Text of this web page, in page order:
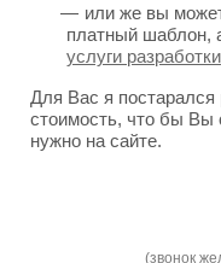
или же вы
платный шаблон,
услуги разработки
Для Вас я постарался
стоимость, что бы
нужно на сайте.
(звонок